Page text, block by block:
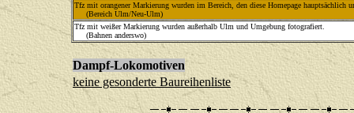
Tfz mit orangener Markierung wurden im Bereich, den diese Homepage hauptsächlich
(Bereich Ulm/Neu-Ulm)
Tfz mit weißer Markierung wurden außerhalb Ulm und Umgebung fotografiert.
(Bahnen anderswo)
Dampf-Lokomotiven
keine gesonderte Baureihenliste